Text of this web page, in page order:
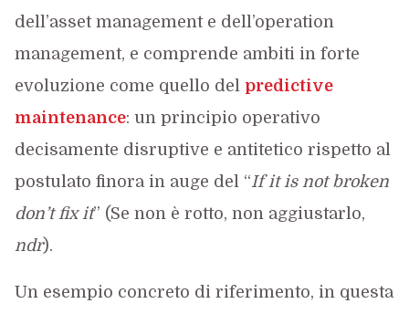
dell’asset management e dell’operation
management, e comprende ambiti in forte
evoluzione come quello del predictive
maintenance: un principio operativo
decisamente disruptive e antitetico rispetto al
postulato finora in auge del “If it is not broken
don’t fix it” (Se non è rotto, non aggiustarlo,
ndr).
Un esempio concreto di riferimento, in questa